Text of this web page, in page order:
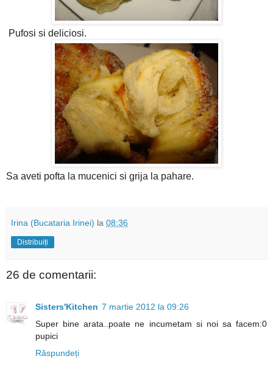
Pufosi si deliciosi.
Sa aveti pofta la mucenici si grija la pahare.
Irina (Bucataria Irinei) la 08:36
Distribuiți
26 de comentarii:
Sisters'Kitchen 7 martie 2012 la 09:26
Super bine arata..poate ne incumetam si noi sa facem:0
pupici
Răspundeți